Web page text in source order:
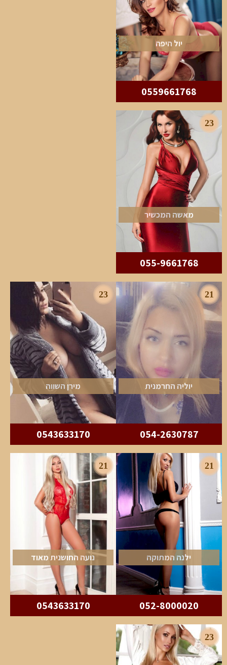
יול היפה
0559661768
23
מאשה המכשיר
055-9661768
21
יוליה החרמנית
054-2630787
23
מירן השווה
0543633170
21
ילנה המתוקה
052-8000020
21
נועה החושנית מאוד
0543633170
23